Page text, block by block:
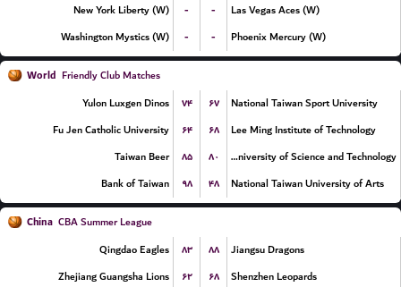
New York Liberty (W)
- -
Las Vegas Aces (W)
Washington Mystics (W)
- - Phoenix Mercury (W)
World Friendly Club Matches
Yulon Luxgen Dinos
۷۴ ۶۷
National Taiwan Sport University
Fu Jen Catholic University
۶۴ ۶۸
Lee Ming Institute of Technology
Taiwan Beer
۸۵ ۸۰
Chien Hsin University of Science and Technology
Bank of Taiwan
۹۸ ۴۸ National Taiwan University of Arts
China CBA Summer League
Qingdao Eagles
۸۳ ۸۸
Jiangsu Dragons
Zhejiang Guangsha Lions
۶۲ ۶۸ Shenzhen Leopards